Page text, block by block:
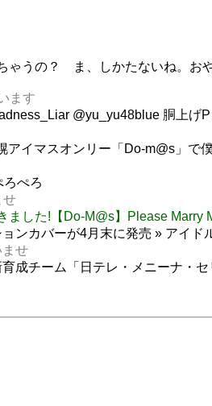
ゃうの？ ま、しかたないね。
ます
@yu_yu48blue 胴上げ
アイマスオンリー「Do-m@s」で
ろぺろ
せ
ました!【Do-M@s】Please Marry
ンカバーが4月末に発売 » アイド
せ
成チーム「日テレ・メニーナ・